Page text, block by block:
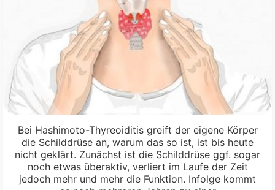
Bei Hashimoto-Thyreoiditis greift der eigene Körper
die Schilddrüse an, warum das so ist, ist bis heute
nicht geklärt. Zunächst ist die Schilddrüse ggf. sogar
noch etwas überaktiv, verliert im Laufe der Zeit
jedoch mehr und mehr die Funktion. Infolge kommt